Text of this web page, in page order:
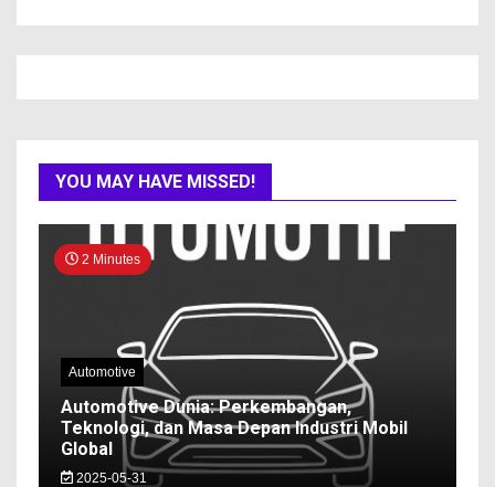
YOU MAY HAVE MISSED!
2 Minutes
Automotive
Automotive Dunia: Perkembangan,
Teknologi, dan Masa Depan Industri Mobil
Global
2025-05-31